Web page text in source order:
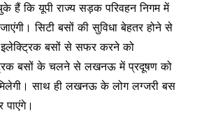
हैं कि यूपी राज्य सड़क परिवहन निगम में
सिटी बसों की सुविधा बेहतर होने से
इलेक्ट्रिक बसों से सफर करने को
बसों के चलने से लखनऊ में प्रदूषण को
साथ ही लखनऊ के लोग लग्जरी बस
पाएंगे।